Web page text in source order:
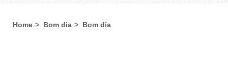
Home Bom dia Bom dia